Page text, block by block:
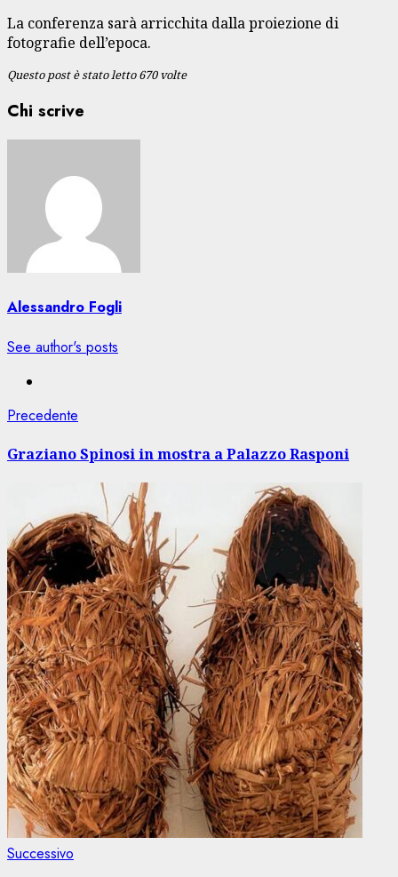
La conferenza sarà arricchita dalla proiezione di
fotografie dell’epoca.
Questo post è stato letto 670 volte
Chi scrive
Alessandro Fogli
See author's posts
Navigazione
articolo
Precedente
Graziano Spinosi in mostra a Palazzo Rasponi
Successivo